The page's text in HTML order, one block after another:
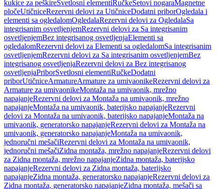
kukice za peškireSvetlosni elementiRučkeSetovi nogaraMagnetne
pločeUtičniceRezervni delovi za UtičniceDodatni priborOgledala i
elementi sa ogledalomOgledalaRezervni delovi za OgledalaSa
integrisanim osvetljenjemRezervni delovi za Sa integrisanim
osvetljenjemBez integrisanog osvetljenjaElementi sa
ogledalomRezervni delovi za Elementi sa ogledalomSa integrisanim
osvetljenjemRezervni delovi za Sa integrisanim osvetljenjemBez
integrisanog osvetljenjaRezervni delovi za Bez integrisanog
osvetljenjaPriborSvetlosni elementiRučkeDodatni
priborUtičniceArmatureArmature za umivaonikeRezervni delovi za
Armature za umivaonikeMontaža na umivaonik, mrežno
napajanjeRezervni delovi za Montaža na umivaonik, mrežno
napajanjeMontaža na umivaonik, baterijsko napajanjeRezervni
delovi za Montaža na umivaonik, baterijsko napajanjeMontaža na
umivaonik, generatorsko napajanjeRezervni delovi za Montaža na
umivaonik, generatorsko napajanjeMontaža na umivaonik,
jednoručni mešačiRezervni delovi za Montaža na umivaonik,
jednoručni mešačiZidna montaža, mrežno napajanjeRezervni delovi
za Zidna montaža, mrežno napajanjeZidna montaža, baterijsko
napajanjeRezervni delovi za Zidna montaža, baterijsko
napajanjeZidna montaža, generatorsko napajanjeRezervni delovi za
Zidna montaža, generatorsko napajanjeZidna montaža, mešači sa